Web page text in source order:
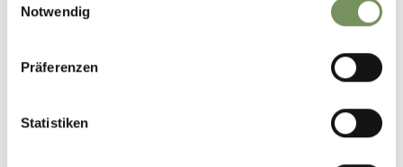
Notwendig
Präferenzen
Statistiken